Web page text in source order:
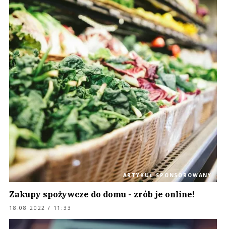
ARTYKUŁ SPONSOROWANY
Zakupy spożywcze do domu - zrób je online!
18.08.2022 / 11:33